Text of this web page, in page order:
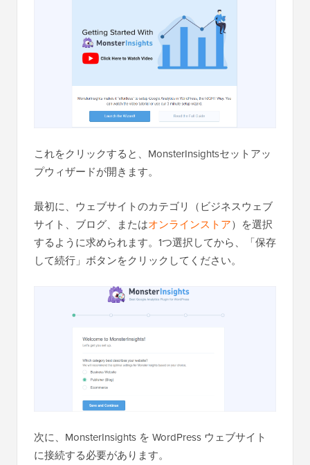
これをクリックすると、MonsterInsightsセットアッ
プウィザードが開きます。
最初に、ウェブサイトのカテゴリ（ビジネスウェブ
サイト、ブログ、またはオンラインストア）を選択
するように求められます。1つ選択してから、「保存
して続行」ボタンをクリックしてください。
次に、MonsterInsights を WordPress ウェブサイト
に接続する必要があります。